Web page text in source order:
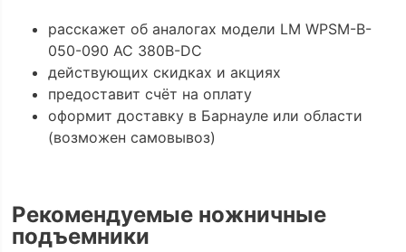
расскажет об аналогах модели LM WPSM-B-
050-090 AC 380В-DC
действующих скидках и акциях
предоставит счёт на оплату
оформит доставку в Барнауле или области
(возможен самовывоз)
Рекомендуемые ножничные
подъемники